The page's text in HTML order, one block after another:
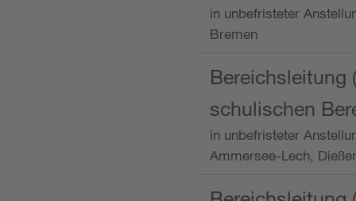
in unbefristeter
Bremen
Bereichsleitung
schulischen
in unbefristeter
Ammersee-Lech,